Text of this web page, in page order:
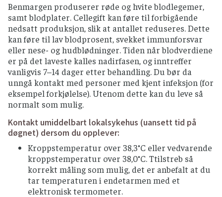
Benmargen produserer røde og hvite blodlegemer,
samt blodplater. Cellegift kan føre til forbigående
nedsatt produksjon, slik at antallet reduseres. Dette
kan føre til lav blodprosent, svekket immunforsvar
eller nese- og hudblødninger. Tiden når blodverdiene
er på det laveste kalles nadirfasen, og inntreffer
vanligvis 7–14 dager etter behandling. Du bør da
unngå kontakt med personer med kjent infeksjon (for
eksempel forkjølelse). Utenom dette kan du leve så
normalt som mulig.
Kontakt umiddelbart lokalsykehus (uansett tid på
døgnet) dersom du opplever:
Kroppstemperatur over 38,3°C eller vedvarende
kroppstemperatur over 38,0°C. Ttilstreb så
korrekt måling som mulig, det er anbefalt at du
tar temperaturen i endetarmen med et
elektronisk termometer.